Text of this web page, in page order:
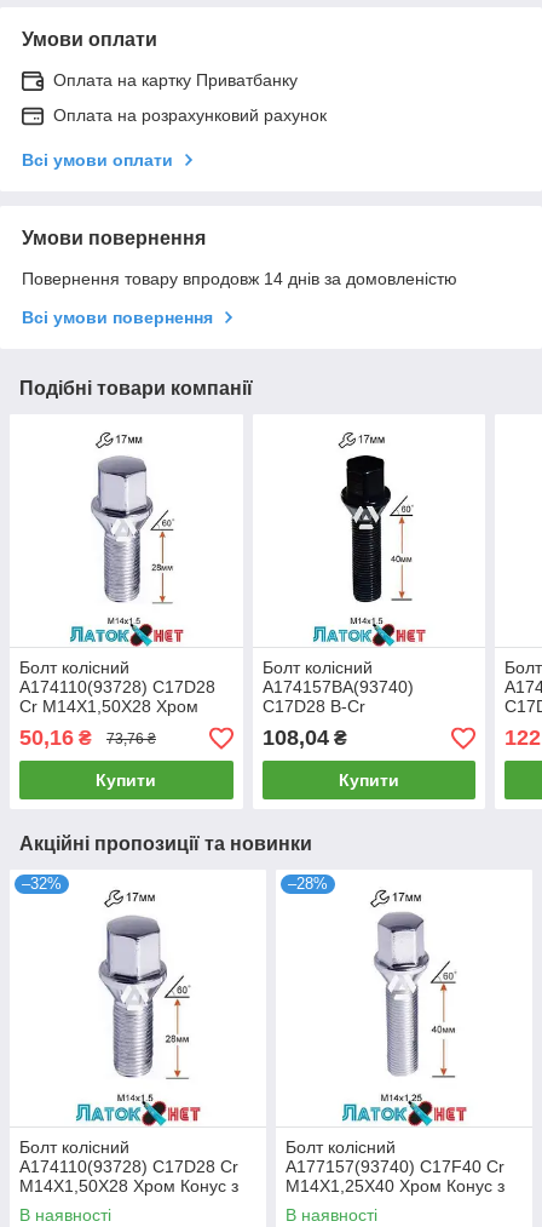
Умови оплати
Оплата на картку Приватбанку
Оплата на розрахунковий рахунок
Всі умови оплати
Умови повернення
Повернення товару впродовж 14 днів за домовленістю
Всі умови повернення
Подібні товари компанії
Болт колісний
A174110(93728) C17D28
Cr M14X1,50X28 Хром
Конус з виступом ключ 17
мм
50,16 ₴ 73,76 ₴
Купити
Болт колісний
A174157BA(93740)
C17D28 B-Cr
M14X1,50X40 Чорний
Хром Конус з виступом
ключ 17 мм
108,04₴
Купити
Акційні пропозиції та новинки
–32%
Болт колісний
A174110(93728) C17D28 Cr
M14X1,50X28 Хром Конус з
виступом ключ 17 мм
В наявності
–28%
Болт колісний
A177157(93740) C17F40 Cr
M14X1,25X40 Хром Конус з
виступом ключ 17 мм
В наявності